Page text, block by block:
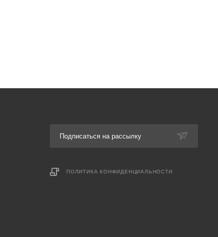
Подписаться на рассылку
ПОЛИТИКА КОНФИДЕНЦИАЛЬНОСТИ